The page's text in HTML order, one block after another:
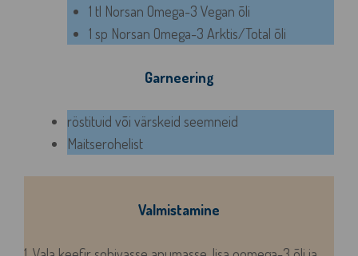
1 tl Norsan Omega-3 Vegan õli
1 sp Norsan Omega-3 Arktis/Total õli
Garneering
röstituid või värskeid seemneid
Maitserohelist
Valmistamine